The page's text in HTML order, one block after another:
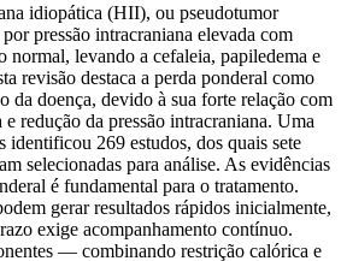
idiopática (HII), ou pseudotumor
pressão intracraniana elevada com
levando a cefaleia, papiledema e
revisão destaca a perda ponderal como
da doença, devido à sua forte relação com
redução da pressão intracraniana. Uma
identificou 269 estudos, dos quais sete
selecionadas para análise. As evidências
é fundamental para o tratamento.
gerar resultados rápidos inicialmente,
exige acompanhamento contínuo.
— combinando restrição calórica e